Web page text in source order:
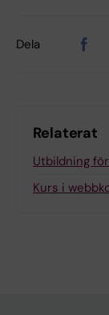
Dela
Relaterat
Utbildning
Kurs i